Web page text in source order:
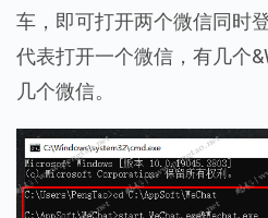
车，即可打开两个微信同时
代表打开一个微信，有几个
几个微信。